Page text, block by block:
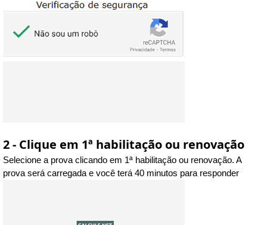
2 - Clique em 1ª habilitação ou renovação
Selecione a prova clicando em 1ª habilitação ou renovação. A
prova será carregada e você terá 40 minutos para responder